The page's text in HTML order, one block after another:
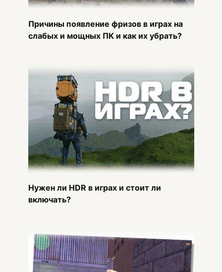
Причины появление фризов в играх на
слабых и мощных ПК и как их убрать?
Нужен ли HDR в играх и стоит ли
включать?